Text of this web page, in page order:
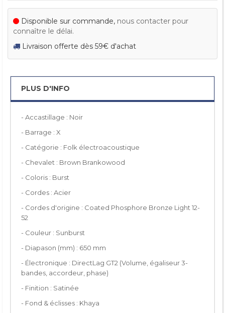
Disponible sur commande, nous contacter pour
connaître le délai.
Livraison offerte dès 59€ d'achat
PLUS D'INFO
- Accastillage : Noir
- Barrage : X
- Catégorie : Folk électroacoustique
- Chevalet : Brown Brankowood
- Coloris : Burst
- Cordes : Acier
- Cordes d'origine : Coated Phosphore Bronze Light 12-
52
- Couleur : Sunburst
- Diapason (mm) : 650 mm
- Électronique : DirectLag GT2 (Volume, égaliseur 3-
bandes, accordeur, phase)
- Finition : Satinée
- Fond & éclisses : Khaya